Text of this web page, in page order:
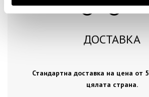
ДОСТАВКА
Стандартна доставка на цена от 5
цялата страна.